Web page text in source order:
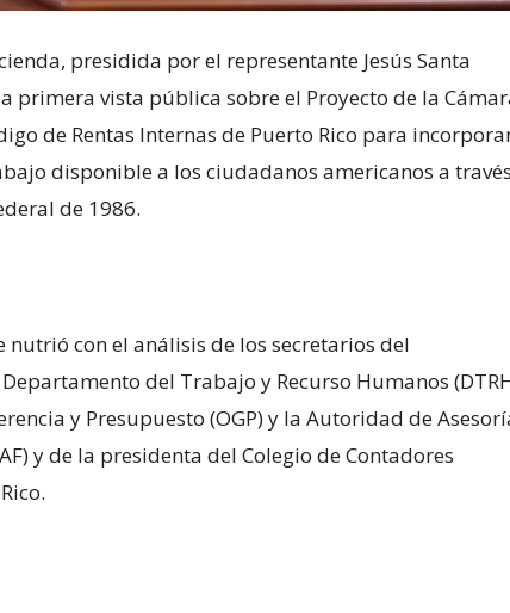
presidida por el representante Jesús Santa
primera vista pública sobre el Proyecto de la
de Rentas Internas de Puerto Rico para
disponible a los ciudadanos americanos a través
de 1986.
nutrió con el análisis de los secretarios del
del Trabajo y Recurso Humanos
y Presupuesto (OGP) y la Autoridad de
y de la presidenta del Colegio de Contadores